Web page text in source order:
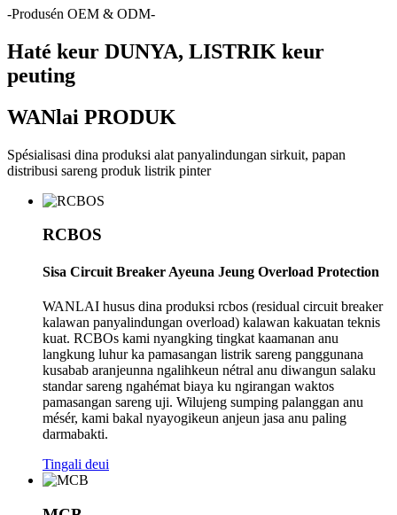
-Produsén OEM & ODM-
Haté keur DUNYA, LISTRIK keur
peuting
WANlai PRODUK
Spésialisasi dina produksi alat panyalindungan sirkuit, papan
distribusi sareng produk listrik pinter
RCBOS
Sisa Circuit Breaker Ayeuna Jeung Overload Protection
WANLAI husus dina produksi rcbos (residual circuit breaker
kalawan panyalindungan overload) kalawan kakuatan teknis
kuat. RCBOs kami nyangking tingkat kaamanan anu
langkung luhur ka pamasangan listrik sareng panggunana
kusabab aranjeunna ngalihkeun nétral anu diwangun salaku
standar sareng ngahémat biaya ku ngirangan waktos
pamasangan sareng uji. Wilujeng sumping palanggan anu
mésér, kami bakal nyayogikeun anjeun jasa anu paling
darmabakti.
Tingali deui